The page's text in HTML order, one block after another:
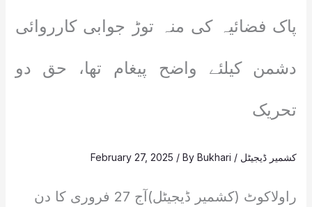
پاک فضائیہ کی منہ توڑ جوابی کارروائی
دشمن کیلئے واضح پیغام تھا، حق دو
تحریک
کشمیر ڈیجیٹل /
February 27, 2025 / ByBukhari
راولاکوٹ (کشمیر ڈیجیٹل)آج 27 فروری کا دن